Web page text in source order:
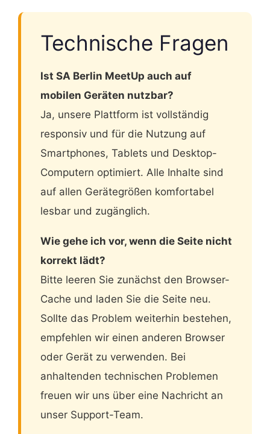
Technische Fragen
Ist SA Berlin MeetUp auch auf
mobilen Geräten nutzbar?
Ja, unsere Plattform ist vollständig
responsiv und für die Nutzung auf
Smartphones, Tablets und Desktop-
Computern optimiert. Alle Inhalte sind
auf allen Gerätegrößen komfortabel
lesbar und zugänglich.
Wie gehe ich vor, wenn die Seite nicht
korrekt lädt?
Bitte leeren Sie zunächst den Browser-
Cache und laden Sie die Seite neu.
Sollte das Problem weiterhin bestehen,
empfehlen wir einen anderen Browser
oder Gerät zu verwenden. Bei
anhaltenden technischen Problemen
freuen wir uns über eine Nachricht an
unser Support-Team.